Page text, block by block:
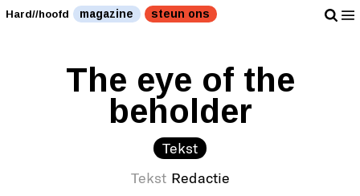
Hard//hoofd magazine steun ons
The eye of the
beholder
Tekst
Tekst Redactie